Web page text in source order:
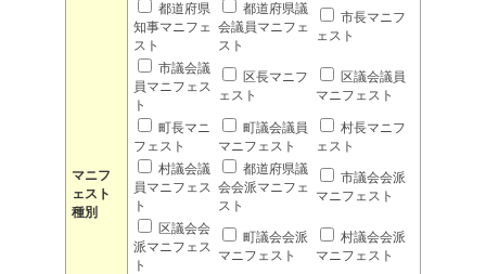
マニフ
ェスト
種別
都道府県
知事マニフェ
スト
都道府県議
会議員マニフェ
スト
市長マニフ
ェスト
市議会議
員マニフェス
ト
区長マニフ
ェスト
区議会議員
マニフェスト
町長マニ
フェスト
町議会議員
マニフェスト
村長マニフ
ェスト
村議会議
員マニフェス
ト
都道府県議
会会派マニフェ
スト
市議会会派
マニフェスト
区議会会
派マニフェス
ト
町議会会派
マニフェスト
村議会会派
マニフェスト